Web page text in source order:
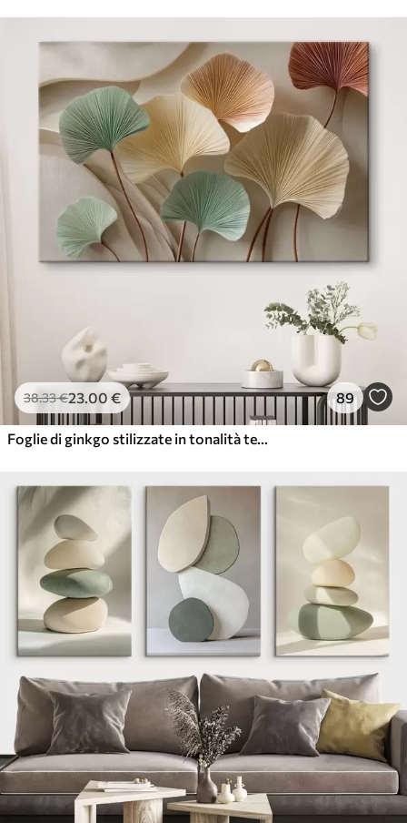
38.33€23.00 € 89
Foglie di ginkgo stilizzate in tonalità tenui